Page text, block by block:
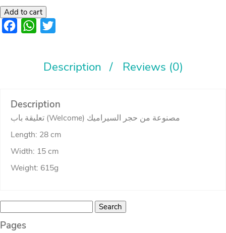
Add to cart
FacebookWhatsApp
Description Reviews (0)
Description
تعليقة باب (Welcome) مصنوعة من حجر السيراميك
Length: 28 cm
Width: 15 cm
Weight: 615g
Search
for:
Pages